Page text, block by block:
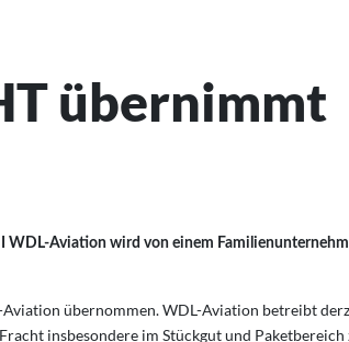
übernimmt
WDL-Aviation wird von einem
übernommen. WDL-Aviation betreibt
insbesondere im Stückgut und Paketbereich